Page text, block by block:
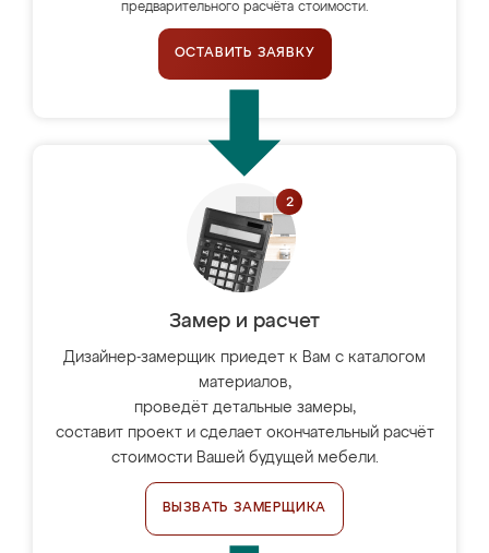
предварительного расчёта стоимости.
ОСТАВИТЬ ЗАЯВКУ
Замер и расчет
Дизайнер-замерщик приедет к Вам с каталогом
материалов,
проведёт детальные замеры,
составит проект и сделает окончательный расчёт
стоимости Вашей будущей мебели.
ВЫЗВАТЬ ЗАМЕРЩИКА